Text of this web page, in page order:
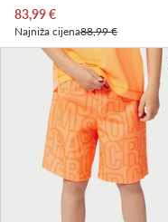
Trenutna cijena
83,99€
Najniža cijena88,99 €